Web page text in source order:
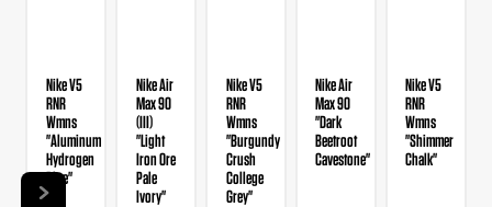
Nike V5
RNR
Wmns
"Aluminum
Hydrogen
Blue"
Nike Air
Max 90
(III)
"Light
Iron Ore
Pale
Ivory"
Nike V5
RNR
Wmns
"Burgundy
Crush
College
Grey"
Nike Air
Max 90
"Dark
Beetroot
Cavestone"
Nike V5
RNR
Wmns
"Shimmer
Chalk"